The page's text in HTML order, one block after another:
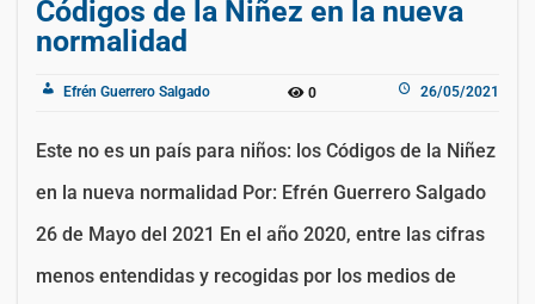
Códigos de la Niñez en la nueva
normalidad
Efrén Guerrero Salgado 0 26/05/2021
Este no es un país para niños: los Códigos de la Niñez
en la nueva normalidad Por: Efrén Guerrero Salgado
26 de Mayo del 2021 En el año 2020, entre las cifras
menos entendidas y recogidas por los medios de